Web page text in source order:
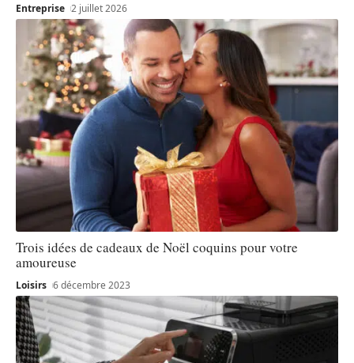
Entreprise 2 juillet 2026
Trois idées de cadeaux de Noël coquins pour votre
amoureuse
Loisirs 6 décembre 2023